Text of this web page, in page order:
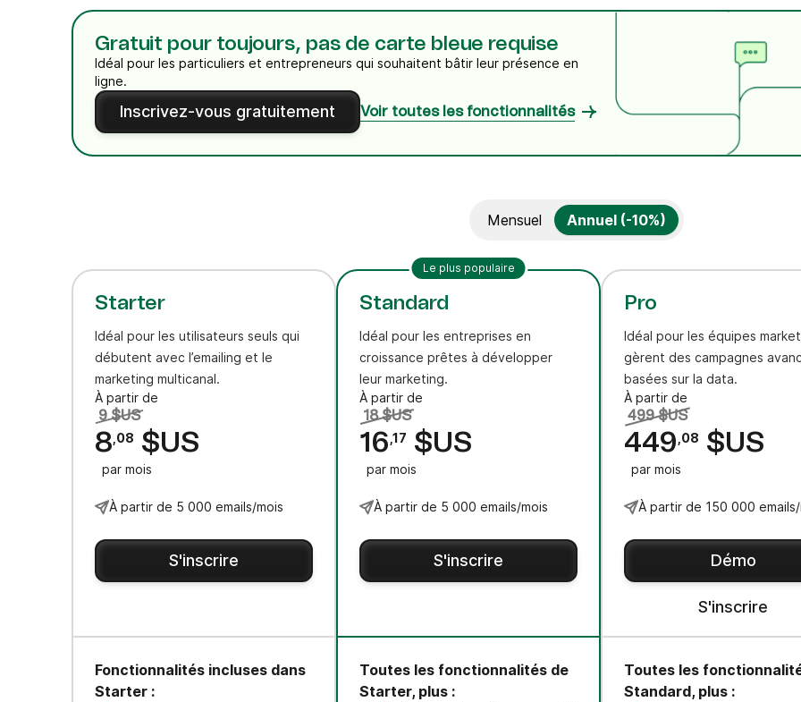
Gratuit pour toujours, pas de carte bleue requise
Idéal pour les particuliers et entrepreneurs qui souhaitent bâtir leur présence en
ligne.
Inscrivez-vous gratuitement Voir toutes les fonctionnalités
Mensuel Annuel (-10%)
Starter
Idéal pour les utilisateurs seuls qui
débutent avec l’emailing et le
marketing multicanal.
À partir de
9 $US
8 ,08 $US
par mois
À partir de 5 000 emails/mois
S'inscrire
Fonctionnalités incluses dans
Starter :
Le plus populaire
Standard
Idéal pour les entreprises en
croissance prêtes à développer
leur marketing.
À partir de
18 $US
16 ,17 $US
par mois
À partir de 5 000 emails/mois
S'inscrire
Toutes les fonctionnalités de
Starter, plus :
Pro
Idéal pour les équipes
gèrent des campagnes
basées sur la data.
À partir de
499 $US
449 ,08 $US
par mois
À partir de 150 000 emails/
Démo
S'inscrire
Toutes les
Standard, plus :